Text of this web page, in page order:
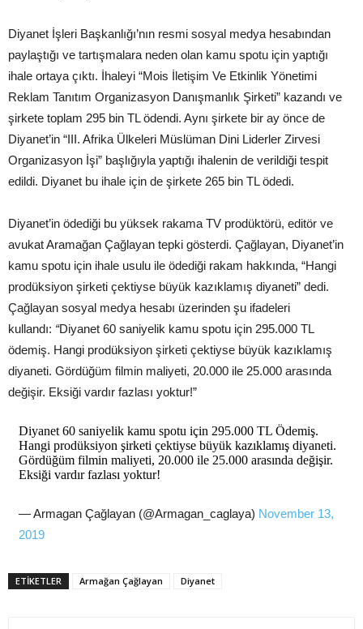
Diyanet İşleri Başkanlığı’nın resmi sosyal medya hesabından
paylaştığı ve tartışmalara neden olan kamu spotu için yaptığı
ihale ortaya çıktı. İhaleyi “Mois İletişim Ve Etkinlik Yönetimi
Reklam Tanıtım Organizasyon Danışmanlık Şirketi” kazandı ve
şirkete toplam 295 bin TL ödendi. Aynı şirkete bir ay önce de
Diyanet’in “III. Afrika Ülkeleri Müslüman Dini Liderler Zirvesi
Organizasyon İşi” başlığıyla yaptığı ihalenin de verildiği tespit
edildi. Diyanet bu ihale için de şirkete 265 bin TL ödedi.
Diyanet’in ödediği bu yüksek rakama TV prodüktörü, editör ve
avukat Aramağan Çağlayan tepki gösterdi. Çağlayan, Diyanet’in
kamu spotu için ihale usulu ile ödediği rakam hakkında, “Hangi
prodüksiyon şirketi çektiyse büyük kazıklamış diyaneti” dedi.
Çağlayan sosyal medya hesabı üzerinden şu ifadeleri
kullandı: “Diyanet 60 saniyelik kamu spotu için 295.000 TL
ödemiş. Hangi prodüksiyon şirketi çektiyse büyük kazıklamış
diyaneti. Gördüğüm filmin maliyeti, 20.000 ile 25.000 arasında
değişir. Eksiği vardır fazlası yoktur!”
Diyanet 60 saniyelik kamu spotu için 295.000 TL Ödemiş.
Hangi prodüksiyon şirketi çektiyse büyük kazıklamış diyaneti.
Gördüğüm filmin maliyeti, 20.000 ile 25.000 arasında değişir.
Eksiği vardır fazlası yoktur!
— Armagan Çağlayan (@Armagan_caglaya) November 13,
2019
ETIKETLER Armağan Çağlayan Diyanet